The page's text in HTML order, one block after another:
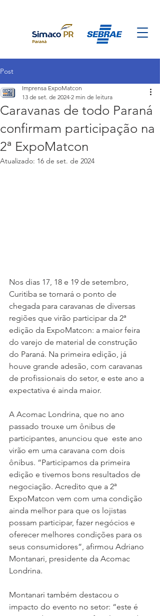
Post
Caravanas de todo Paraná
confirmam participação na
2ª ExpoMatcon
Imprensa ExpoMatcon
13 de set. de 2024 2 min de leitura
Atualizado: 16 de set. de 2024
Nos dias 17, 18 e 19 de setembro,
Curitiba se tornará o ponto de
chegada para caravanas de diversas
regiões que virão participar da 2ª
edição da ExpoMatcon: a maior feira
do varejo de material de construção
do Paraná. Na primeira edição, já
houve grande adesão, com caravanas
de profissionais do setor, e este ano a
expectativa é ainda maior.
A Acomac Londrina, que no ano
passado trouxe um ônibus de
participantes, anunciou que  este ano
virão em uma caravana com dois
ônibus. “Participamos da primeira
edição e tivemos bons resultados de
negociação. Acredito que a 2ª
ExpoMatcon vem com uma condição
ainda melhor para que os lojistas
possam participar, fazer negócios e
oferecer melhores condições para os
seus consumidores”, afirmou Adriano
Montanari, presidente da Acomac
Londrina.
Montanari também destacou o
impacto do evento no setor: “este é